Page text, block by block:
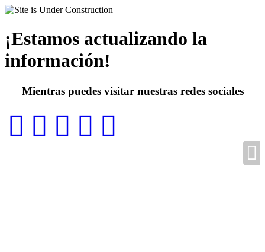
¡Estamos actualizando la
información!
Mientras puedes visitar nuestras redes sociales